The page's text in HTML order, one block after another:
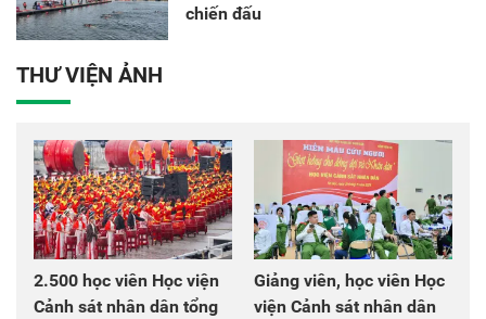
chiến đấu
THƯ VIỆN ẢNH
2.500 học viên Học viện
Cảnh sát nhân dân tổng
Giảng viên, học viên Học
viện Cảnh sát nhân dân